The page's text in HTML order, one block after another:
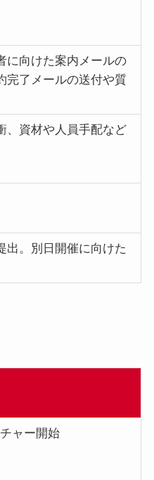
に向けた案内メールの
完了メールの送付や質
、資材や人員手配など
出。別日開催に向けた
ャー開始